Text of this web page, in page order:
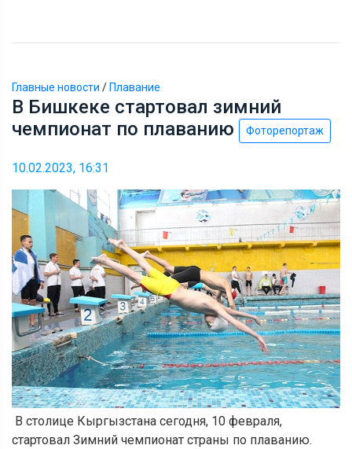
Главные новости / Плавание
В Бишкеке стартовал зимний
чемпионат по плаванию
Фоторепортаж
10.02.2023, 16:31
В столице Кыргызстана сегодня, 10 февраля,
стартовал Зимний чемпионат страны по плаванию.